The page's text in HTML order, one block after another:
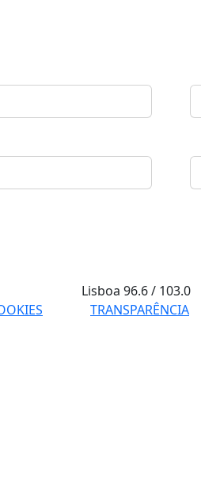
Lisboa96.6 / 103.0
TRANSPARÊNCIA